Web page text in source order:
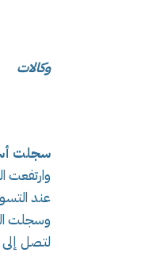
وكالات
سجلت أسعار
عند
لتصل إلى مستوى 95.73